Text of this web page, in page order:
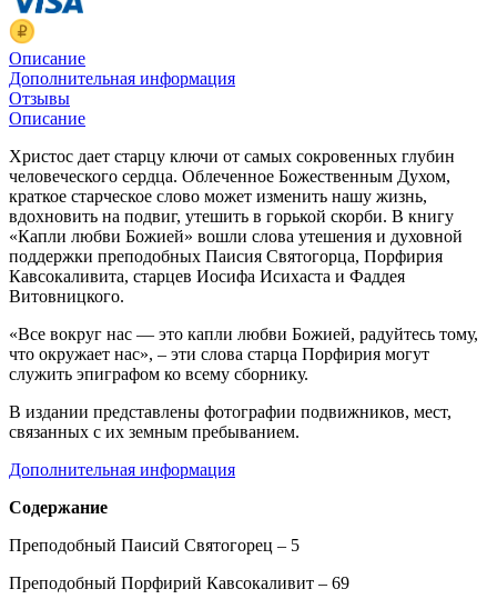
Описание
Дополнительная информация
Отзывы
Описание
Христос дает старцу ключи от самых сокровенных глубин
человеческого сердца. Облеченное Божественным Духом,
краткое старческое слово может изменить нашу жизнь,
вдохновить на подвиг, утешить в горькой скорби. В книгу
«Капли любви Божией» вошли слова утешения и духовной
поддержки преподобных Паисия Святогорца, Порфирия
Кавсокаливита, старцев Иосифа Исихаста и Фаддея
Витовницкого.
«Все вокруг нас — это капли любви Божией, радуйтесь тому,
что окружает нас», – эти слова старца Порфирия могут
служить эпиграфом ко всему сборнику.
В издании представлены фотографии подвижников, мест,
связанных с их земным пребыванием.
Дополнительная информация
Содержание
Преподобный Паисий Святогорец – 5
Преподобный Порфирий Кавсокаливит – 69